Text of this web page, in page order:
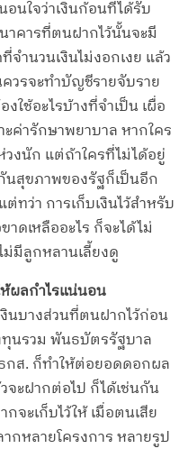
นใจว่าเงินก้อนที่ได้รับ
คารที่ตนฝากไว้นั้นจะมี
จำนวนเงินไม่งอกเงย แล้ว
วรจะทำบัญชีรายจับราย
ใช้อะไรบ้างที่จำเป็น เผื่อ
ค่ารักษาพยาบาล หากใคร
งนัก แต่ถ้าใครที่ไม่ได้อยู่
นสุขภาพของรัฐก็เป็นอีก
ทว่า การเก็บเงินไว้สำหรับ
ดเหลืออะไร ก็จะได้ไม่
มีลูกหลานเลี้ยงดู
ผลกำไรแน่นอน
นบางส่วนที่ตนฝากไว้ก่อน
นรวม พันธบัตรรัฐบาล
กส. ก็ทำให้ต่อยอดดอกผล
จะฝากต่อไป ก็ได้เช่นกัน
จะเก็บไว้ให้ เมื่อตนเสีย
กหลายโครงการ หลายรูป